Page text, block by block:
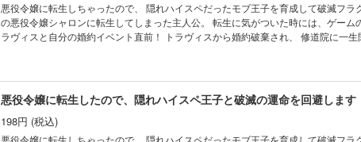
悪役令嬢に転生しちゃったので、 隠れハイスペだったモブ王子を育成して破滅フラグをへし
の悪役令嬢シャロンに転生してしまった主人公。 転生に気がついた時には、ゲーム
ラヴィスと自分の婚約イベント直前！ トラヴィスから婚約破棄され、 修道院に一
ったフェリクスを変身させていくシャロンだったが、 次第に二人の間に本当の恋
悪役令嬢に転生したので、隠れハイスペ王子と破滅の運命を回避します
198円 (税込)
悪役令嬢に転生しちゃったので、 隠れハイスペだったモブ王子を育成して破滅フラグをへし